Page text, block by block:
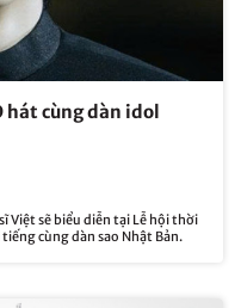
hát cùng dàn idol
Việt sẽ biểu diễn tại Lễ hội thời
cùng dàn sao Nhật Bản.